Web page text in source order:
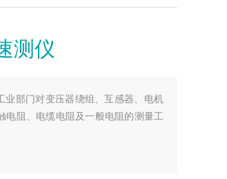
测仪
业部门对变压器绕组、互感器、电机
电阻、电缆电阻及一般电阻的测量工